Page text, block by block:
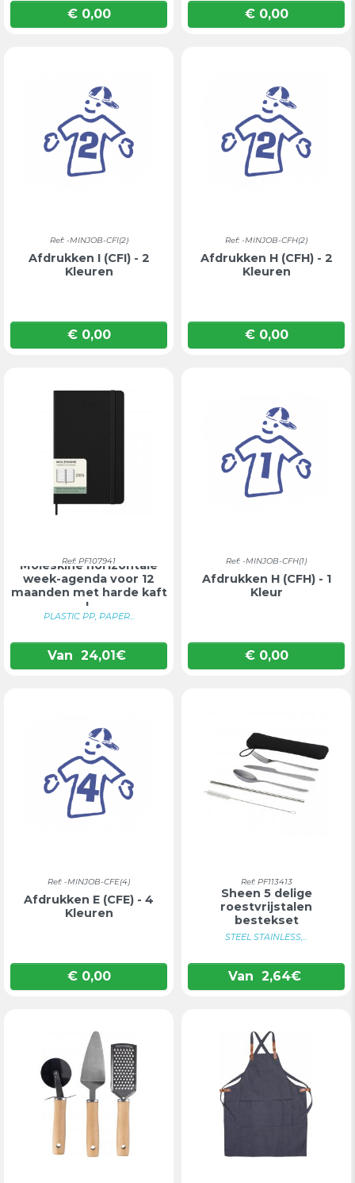
Prijs
€ 0,00
Prijs
€ 0,00
Ref: -MINJOB-CFI(2)
Afdrukken I (CFI) - 2
Kleuren
Prijs
€ 0,00
Ref: -MINJOB-CFH(2)
Afdrukken H (CFH) - 2
Kleuren
Prijs
€ 0,00
Ref: PF107941
Moleskine horizontale
week-agenda voor 12
maanden met harde kaft
L
PLASTIC PP, PAPER...
Van 24,01€
Ref: -MINJOB-CFH(1)
Afdrukken H (CFH) - 1
Kleur
Prijs
€ 0,00
Ref: -MINJOB-CFE(4)
Afdrukken E (CFE) - 4
Kleuren
Prijs
€ 0,00
Ref: PF113413
Sheen 5 delige
roestvrijstalen
bestekset
STEEL STAINLESS,...
Van 2,64€